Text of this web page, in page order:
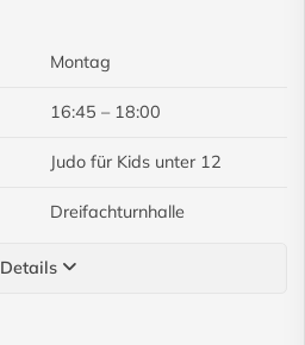
Montag
16:45 – 18:00
Judo für Kids unter 12
Dreifachturnhalle
Details